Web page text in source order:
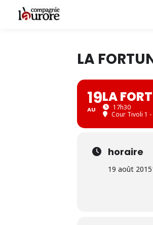
LA
19
AU
LA
17h30
Cour Tivoli 1 -
horaire
19 août 2015